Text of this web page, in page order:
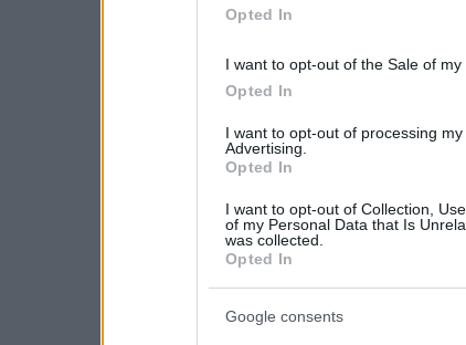
Opted In
I want to opt-out of the Sale of my
Opted In
I want to opt-out of processing
Advertising.
Opted In
I want to opt-out of Collection,
of my Personal Data that Is
was collected.
Opted In
Google consents